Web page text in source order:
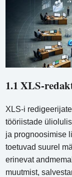
1.1 XLS-
XLS-i
tööriistade
ja prognoosimise
toetuvad suurel
erinevat
muutmist,